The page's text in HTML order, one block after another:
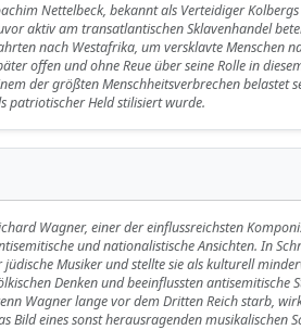
Nettelbeck, bekannt als Verteidiger
aktiv am transatlantischen Sklavenhandel
nach Westafrika, um versklavte Menschen
offen und ohne Reue über seine Rolle in
der größten Menschheitsverbrechen belastet
patriotischer Held stilisiert wurde.
Wagner, einer der einflussreichsten
und nationalistische Ansichten. In
jüdische Musiker und stellte sie als kulturell
Denken und beeinflussten
Wagner lange vor dem Dritten Reich starb,
Bild eines sonst herausragenden musikalischen